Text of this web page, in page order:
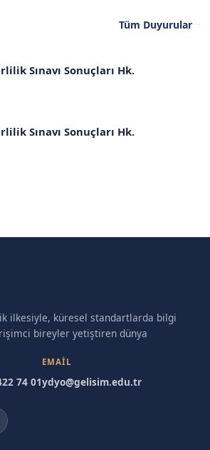
Tüm Duyurular
Sınavı Sonuçları Hk.
Sınavı Sonuçları Hk.
ilkesiyle, küresel standartlarda bilgi
bireyler yetiştiren dünya
74 01
EMAIL
ydyo@gelisim.edu.tr